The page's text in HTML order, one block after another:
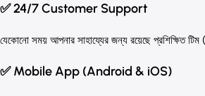
✅ 24/7 Customer Support
যেকোনো সময় আপনার সাহায্যের জন্য রয়েছে প্রশিক্ষিত
✅ Mobile App (Android & iOS)